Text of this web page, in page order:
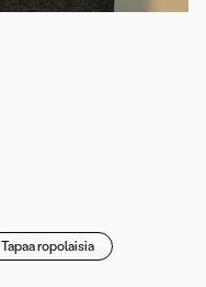
Tapaa ropolaisia